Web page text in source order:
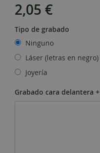
2,05 €
Tipo de grabado
Ninguno
Láser (letras en negro)
Joyería
Grabado cara delantera +